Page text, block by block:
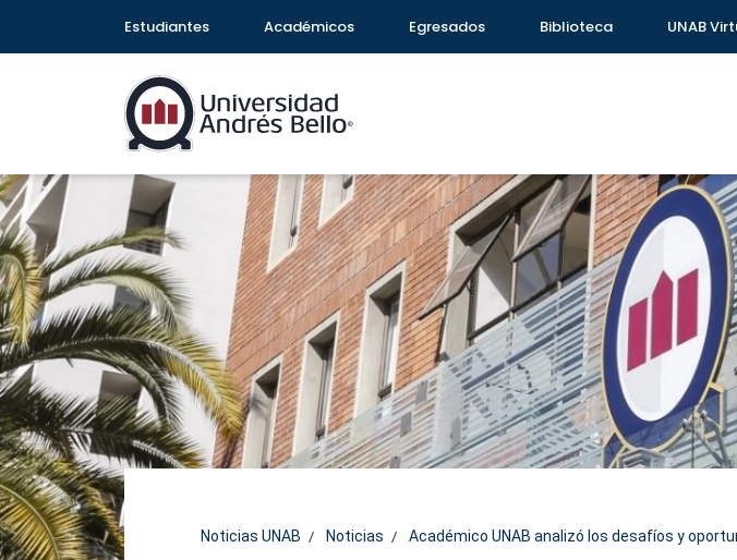
Estudiantes Académicos Egresados Biblioteca UNAB
Noticias UNAB Noticias Académico UNAB analizó los desafíos y